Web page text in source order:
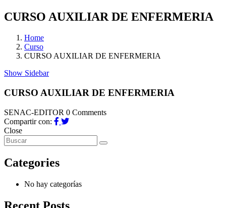
CURSO AUXILIAR DE ENFERMERIA
Home
Curso
CURSO AUXILIAR DE ENFERMERIA
Show Sidebar
CURSO AUXILIAR DE ENFERMERIA
SENAC-EDITOR 0 Comments
Compartir con:
Close
Categories
No hay categorías
Recent Posts